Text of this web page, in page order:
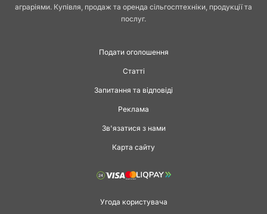
аграріями. Купівля, продаж та оренда сільгосптехніки, продукції та
послуг.
Подати оголошення
Статті
Запитання та відповіді
Реклама
Зв'язатися з нами
Карта сайту
Угода користувача